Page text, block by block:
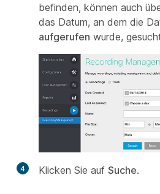
befinden, können auch
das Datum, an dem die
aufgerufen wurde,
4 Klicken Sie auf Suche.